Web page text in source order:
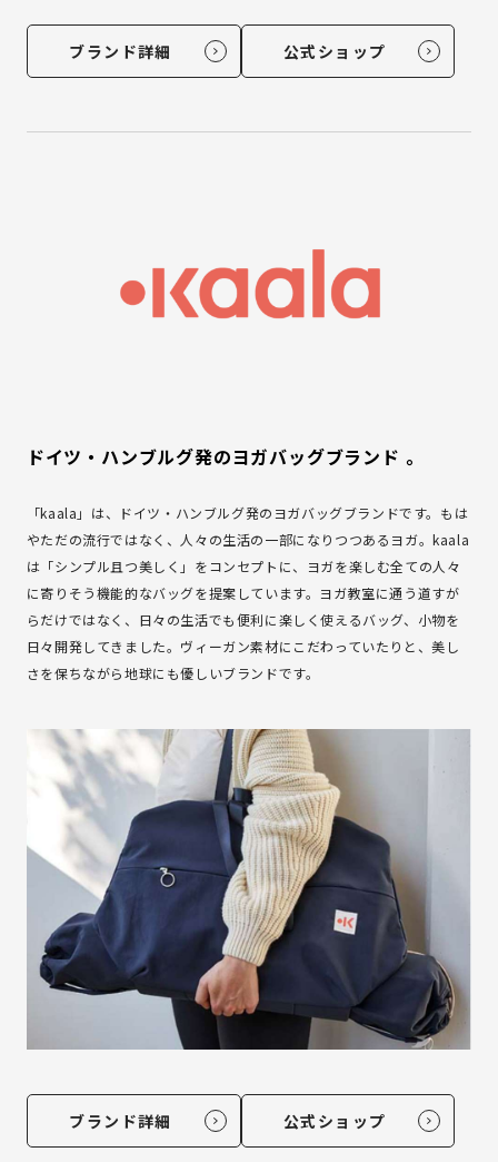
ブランド詳細 公式ショップ
ドイツ・ハンブルグ発のヨガバッグブランド 。
「kaala」は、ドイツ・ハンブルグ発のヨガバッグブランドです。もは
やただの流行ではなく、人々の生活の一部になりつつあるヨガ。kaala
は「シンプル且つ美しく」をコンセプトに、ヨガを楽しむ全ての人々
に寄りそう機能的なバッグを提案しています。ヨガ教室に通う道すが
らだけではなく、日々の生活でも便利に楽しく使えるバッグ、小物を
日々開発してきました。ヴィーガン素材にこだわっていたりと、美し
さを保ちながら地球にも優しいブランドです。
ブランド詳細 公式ショップ